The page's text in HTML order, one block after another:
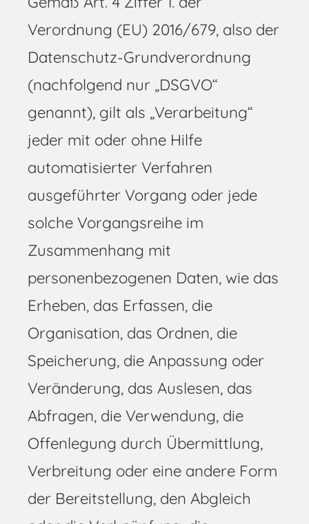
Verordnung (EU) 2016/679, also der
Datenschutz-Grundverordnung
(nachfolgend nur „DSGVO“
genannt), gilt als „Verarbeitung“
jeder mit oder ohne Hilfe
automatisierter Verfahren
ausgeführter Vorgang oder jede
solche Vorgangsreihe im
Zusammenhang mit
personenbezogenen Daten, wie das
Erheben, das Erfassen, die
Organisation, das Ordnen, die
Speicherung, die Anpassung oder
Veränderung, das Auslesen, das
Abfragen, die Verwendung, die
Offenlegung durch Übermittlung,
Verbreitung oder eine andere Form
der Bereitstellung, den Abgleich